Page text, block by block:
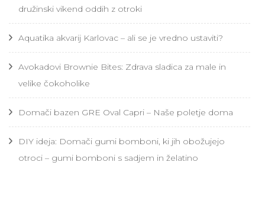
družinski vikend oddih z otroki
Aquatika akvarij Karlovac – ali se je vredno ustaviti?
Avokadovi Brownie Bites: Zdrava sladica za male in
velike čokoholike
Domači bazen GRE Oval Capri – Naše poletje doma
DIY ideja: Domači gumi bomboni, ki jih obožujejo
otroci – gumi bomboni s sadjem in želatino